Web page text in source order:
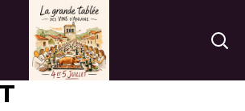
OFF – ATELIERS